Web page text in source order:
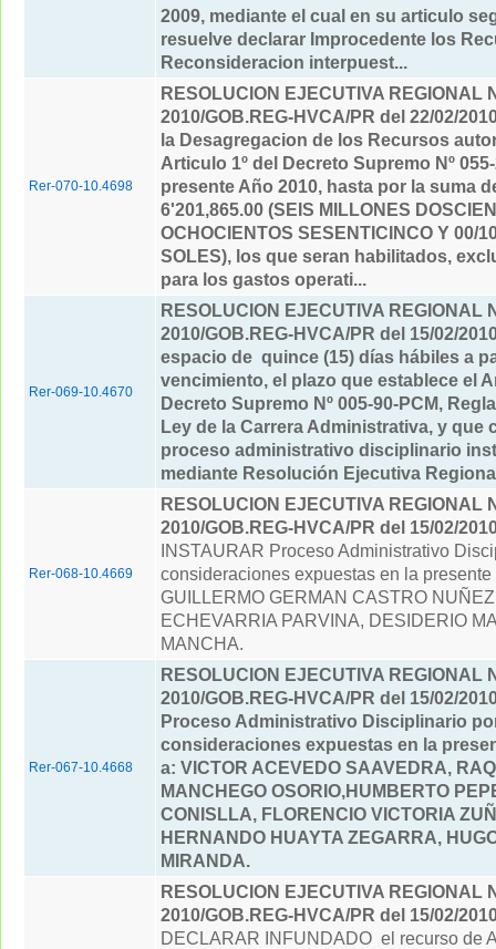
2009, mediante el cual en su articulo
resuelve declarar Improcedente los
Reconsideracion interpuest...
Rer-070-10.4698
RESOLUCION EJECUTIVA REGIONAL
2010/GOB.REG-HVCA/PR del 22/02/
la Desagregacion de los Recursos
Articulo 1º del Decreto Supremo Nº
presente Año 2010, hasta por la suma
6'201,865.00 (SEIS MILLONES
OCHOCIENTOS SESENTICINCO Y 00/
SOLES), los que seran habilitados,
para los gastos operati...
Rer-069-10.4670
RESOLUCION EJECUTIVA REGIONAL
2010/GOB.REG-HVCA/PR del 15/02/
espacio de quince (15) días hábiles a
vencimiento, el plazo que establece el
Decreto Supremo Nº 005-90-PCM,
Ley de la Carrera Administrativa, y que
proceso administrativo disciplinario
mediante Resolución Ejecutiva
Rer-068-10.4669
RESOLUCION EJECUTIVA REGIONAL
2010/GOB.REG-HVCA/PR del 15/02/
INSTAURAR Proceso Administrativo
consideraciones expuestas en la
GUILLERMO GERMAN CASTRO
ECHEVARRIA PARVINA, DESIDERIO
MANCHA.
Rer-067-10.4668
RESOLUCION EJECUTIVA REGIONAL
2010/GOB.REG-HVCA/PR del 15/02/
Proceso Administrativo Disciplinario
consideraciones expuestas en la
a: VICTOR ACEVEDO SAAVEDRA,
MANCHEGO OSORIO,HUMBERTO
CONISLLA, FLORENCIO VICTORIA
HERNANDO HUAYTA ZEGARRA,
MIRANDA.
RESOLUCION EJECUTIVA REGIONAL
2010/GOB.REG-HVCA/PR del 15/02/
DECLARAR INFUNDADO el recurso de